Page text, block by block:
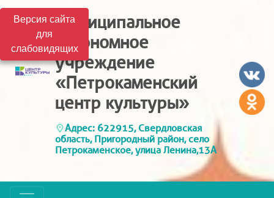
Версия сайта
для
слабовидящих
Муниципальное
автономное
учреждение
«Петрокаменский
центр культуры»
Адрес: 622915, Свердловская
область, Пригородный район, село
Петрокаменское, улица Ленина,13А